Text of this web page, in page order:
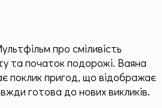
про сміливість
та початок подорожі. Ваяна
поклик пригод, що відображає
готова до нових викликів.